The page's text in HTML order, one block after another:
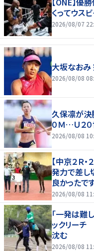
くってウス
2026/08/07
大坂なお
2026/08/08
久保凛が決
０Ｍ…Ｕ２
2026/08/08
【中京２Ｒ
発力で差し
良かったです
2026/08/08
「一発は難
ックリーチ
沈む
2026/08/08